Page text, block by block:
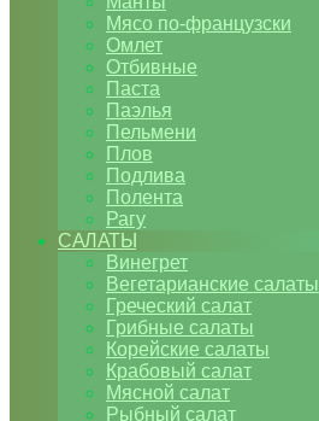
Мясо по-французски
Омлет
Отбивные
Паста
Паэлья
Пельмени
Плов
Подлива
Полента
Рагу
САЛАТЫ
Винегрет
Вегетарианские салаты
Греческий салат
Грибные салаты
Корейские салаты
Крабовый салат
Мясной салат
Рыбный салат